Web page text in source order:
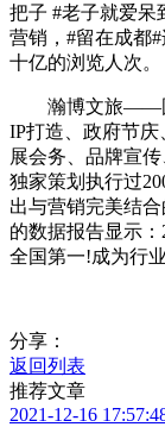
把子 #老子就爱
营销，#留在成都
十亿的浏览人次。
瀚博文旅——国
IP打造、政府节
展会务、品牌宣
独家策划执行过
出与营销完美结
的数据报告显示：
全国第一!成为行
分享：
返回列表
推荐文章
2021-12-16